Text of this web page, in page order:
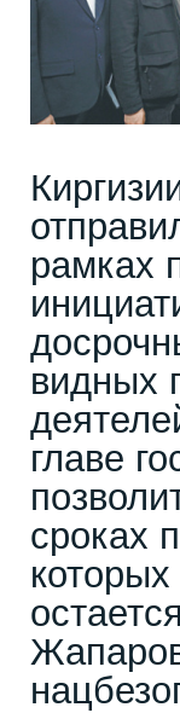
рамках
видных
главе
сроках